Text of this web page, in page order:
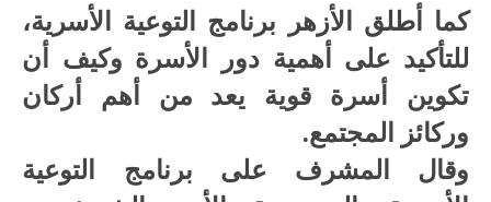
كما أطلق الأزهر برنامج التوعية الأسرية،
للتأكيد على أهمية دور الأسرة وكيف أن
تكوين أسرة قوية يعد من أهم أركان
وركائز المجتمع.
وقال المشرف على برنامج التوعية